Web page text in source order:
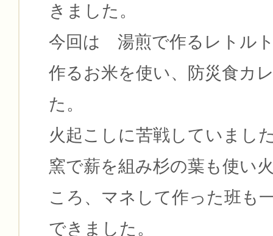
きました。
今回は 湯煎で作るレトル
作るお米を使い、防災食カ
た。
火起こしに苦戦していまし
窯で薪を組み杉の葉も使い
ころ、マネして作った班も
できました。